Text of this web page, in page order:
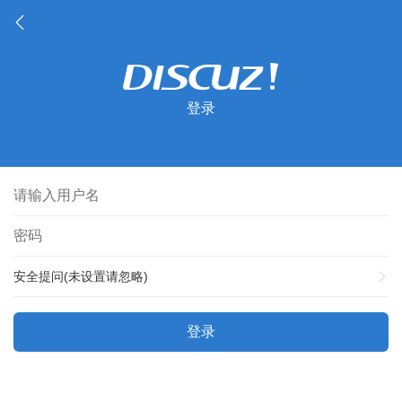
登录
安全提问(未设置请忽略)
登录